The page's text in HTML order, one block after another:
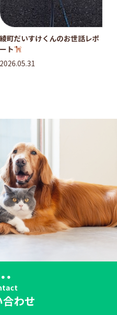
綾町だいすけくんのお世話レポ
ート
2026.05.31
わせ